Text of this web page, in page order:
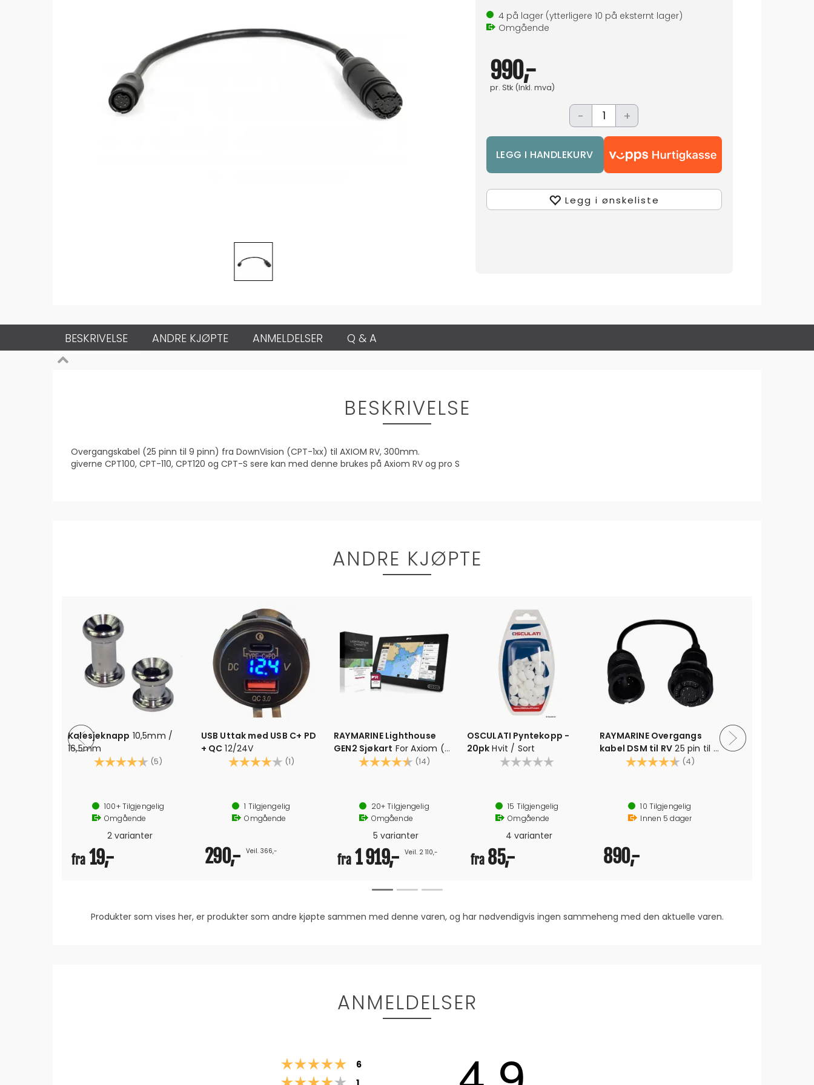
4på lager(ytterligere 10 på eksternt lager)
Omgående
990,-
pr. Stk(Inkl. mva)
- +
Legg i ønskeliste
BESKRIVELSE ANDRE KJØPTE ANMELDELSER Q & A
BESKRIVELSE
Overgangskabel (25 pinn til 9 pinn) fra DownVision (CPT-1xx) til AXIOM RV, 300mm.
giverne CPT100, CPT-110, CPT120 og CPT-S sere kan med denne brukes på Axiom RV og pro S
ANDRE KJØPTE
Kalesjeknapp 10,5mm /
16,5mm
Karakter:
(5)
100+Tilgjengelig
Omgående
2 varianter
fra 19,-
USB Uttak med USB C+ PD
+ QC 12/24V
Karakter:
(1) 4.0 av 5 mulige
1 Tilgjengelig
Omgående
290,- Veil. 366,-
RAYMARINE Lighthouse
GEN2 Sjøkart For Axiom (2,
Pro, Pro2) & Element
Karakter: (14)
Ulike dekningsområder
Leveres klar til bruk på MicroSd / SD
Krever Lighthouse 3.13 eller høyere
20+Tilgjengelig
Omgående
5 varianter
fra 1 919,- Veil. 2 110,-
OSCULATI Pyntekopp -
20pk Hvit / Sort
15 Tilgjengelig
Omgående
4 varianter
fra85,-
RAYMARINE Overgangs
kabel DSM til RV 25 pin til 8
pin adapterkabel
Karakter: (4)
10 Tilgjengelig
Innen 5 dager
890,-
Produkter som vises her, er produkter som andre kjøpte sammen med denne varen, og har nødvendigvis ingen sammeheng med den aktuelle varen.
ANMELDELSER
Karakter: 5 av 5 mulige
6
Karakter: 4 av 5 mulige
1